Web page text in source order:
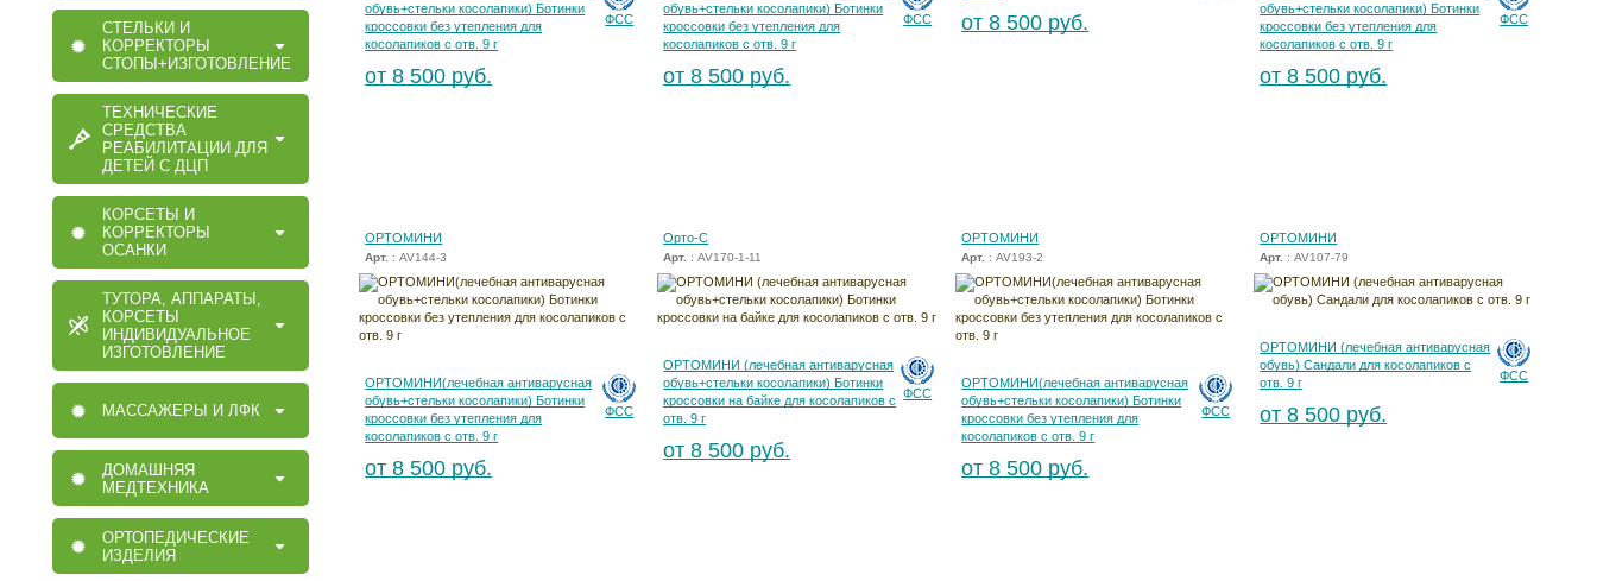
СТЕЛЬКИ И
КОРРЕКТОРЫ
СТОПЫ+ИЗГОТОВЛЕНИЕ
ТЕХНИЧЕСКИЕ
СРЕДСТВА
РЕАБИЛИТАЦИИ ДЛЯ
ДЕТЕЙ С ДЦП
КОРСЕТЫ И
КОРРЕКТОРЫ
ОСАНКИ
ТУТОРА, АППАРАТЫ,
КОРСЕТЫ
ИНДИВИДУАЛЬНОЕ
ИЗГОТОВЛЕНИЕ
МАССАЖЕРЫ И ЛФК
ДОМАШНЯЯ
МЕДТЕХНИКА
ОРТОПЕДИЧЕСКИЕ
ИЗДЕЛИЯ
ФСС
обувь+стельки косолапики) Ботинки
кроссовки без утепления для
косолапиков с отв. 9 г
от 8 500 руб.
ФСС
обувь+стельки косолапики) Ботинки
кроссовки без утепления для
косолапиков с отв. 9 г
от 8 500 руб.
от 8 500 руб. ФСС
обувь+стельки косолапики) Ботинки
кроссовки без утепления для
косолапиков с отв. 9 г
от 8 500 руб.
ОРТОМИНИ
Арт. : AV144-3
ФСС
ОРТОМИНИ(лечебная антиварусная
обувь+стельки косолапики) Ботинки
кроссовки без утепления для
косолапиков с отв. 9 г
от 8 500 руб.
Орто-С
Арт. : AV170-1-11
ФСС
ОРТОМИНИ (лечебная антиварусная
обувь+стельки косолапики) Ботинки
кроссовки на байке для косолапиков с
отв. 9 г
от 8 500 руб.
ОРТОМИНИ
Арт. : AV193-2
ФСС
ОРТОМИНИ(лечебная антиварусная
обувь+стельки косолапики) Ботинки
кроссовки без утепления для
косолапиков с отв. 9 г
от 8 500 руб.
ОРТОМИНИ
Арт. : AV107-79
ФСС
ОРТОМИНИ (лечебная антиварусная
обувь) Сандали для косолапиков с
отв. 9 г
от 8 500 руб.